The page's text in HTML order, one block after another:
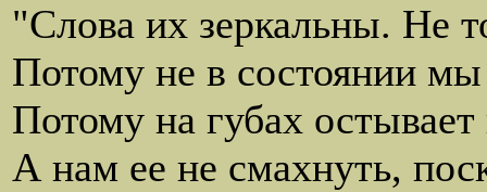
"Слова их зеркальны. Не
Потому не в состоянии мы
Потому на губах остывает
А нам ее не смахнуть,